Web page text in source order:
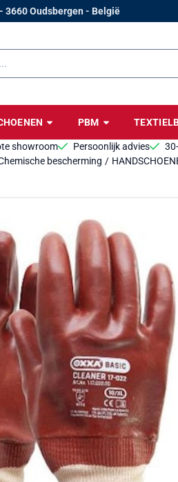
of sta alle cookies toe.
3660 Oudsbergen - België
PBM
showroom Persoonlijk advies
bescherming /